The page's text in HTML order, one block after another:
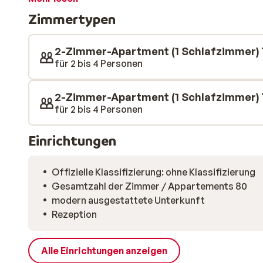
dem Balkon und genießt dabei den Blick auf die
anschnallen und direkt ins große Skigebiet starten.
liegen nur wenige Schritte entfernt – so kannst du
gestalten. Hier genießt du die Freiheit, den Skiurlaub
machen.
Zimmertypen
2-Zimmer-Apartment (1 Schlafzimmer)
für 2 bis 4 Personen
2-Zimmer-Apartment (1 Schlafzimmer)
für 2 bis 4 Personen
Einrichtungen
Offizielle Klassifizierung: ohne Klassifizierung
Gesamtzahl der Zimmer / Appartements 80
modern ausgestattete Unterkunft
Rezeption
Alle Einrichtungen anzeigen